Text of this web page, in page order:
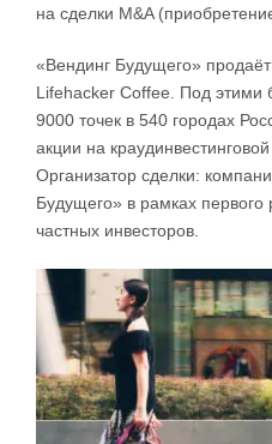
на сделки M&A
«Вендинг Будущего»
Lifehacker Coffee. Под этими
9000 точек в 540 городах
акции на
Организатор сделки:
Будущего» в рамках
частных инвесторов.